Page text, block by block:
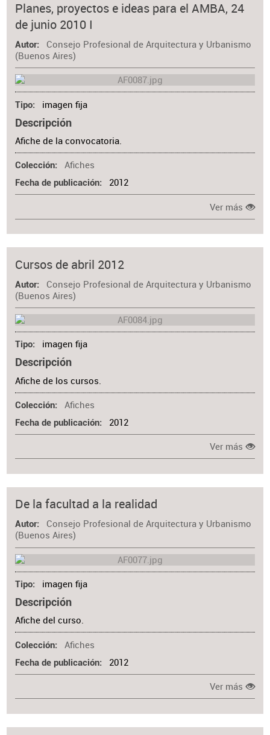
Planes, proyectos e ideas para el AMBA, 24
de junio 2010 I
Autor
Consejo Profesional de Arquitectura y Urbanismo
(Buenos Aires)
Tipo imagen fija
Descripción
Afiche de la convocatoria.
Colección Afiches
Fecha de publicación 2012
Ver más
Cursos de abril 2012
Autor
Consejo Profesional de Arquitectura y Urbanismo
(Buenos Aires)
Tipo imagen fija
Descripción
Afiche de los cursos.
Colección Afiches
Fecha de publicación 2012
Ver más
De la facultad a la realidad
Autor
Consejo Profesional de Arquitectura y Urbanismo
(Buenos Aires)
Tipo imagen fija
Descripción
Afiche del curso.
Colección Afiches
Fecha de publicación 2012
Ver más